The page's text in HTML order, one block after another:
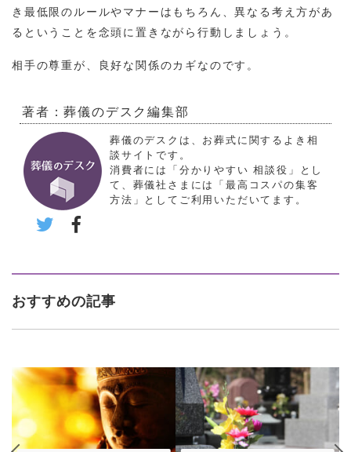
き最低限のルールやマナーはもちろん、異なる考え方があ
るということを念頭に置きながら行動しましょう。
相手の尊重が、良好な関係のカギなのです。
著者：葬儀のデスク編集部
葬儀のデスクは、お葬式に関するよき相
談サイトです。
消費者には「分かりやすい 相談役」とし
て、葬儀社さまには「最高コスパの集客
方法」としてご利用いただいてます。
おすすめの記事